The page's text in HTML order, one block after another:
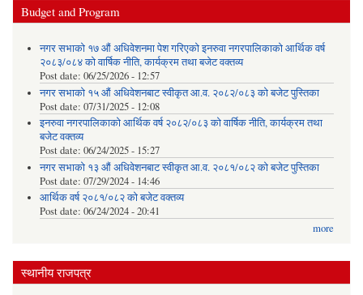
Budget and Program
नगर सभाको १७ औं अधिवेशनमा पेश गरिएको इनरुवा नगरपालिकाको आर्थिक वर्ष
२०८३/०८४ को वार्षिक नीति, कार्यक्रम तथा बजेट वक्तव्य
Post date: 06/25/2026 - 12:57
नगर सभाको १५ औं अधिवेशनबाट स्वीकृत आ.व. २०८२/०८३ को बजेट पुस्तिका
Post date: 07/31/2025 - 12:08
इनरुवा नगरपालिकाको आर्थिक वर्ष २०८२/०८३ को वार्षिक नीति, कार्यक्रम तथा
बजेट वक्तव्य
Post date: 06/24/2025 - 15:27
नगर सभाको १३ औं अधिवेशनबाट स्वीकृत आ.व. २०८१/०८२ को बजेट पुस्तिका
Post date: 07/29/2024 - 14:46
आर्थिक वर्ष २०८१/०८२ को बजेट वक्तव्य
Post date: 06/24/2024 - 20:41
more
स्थानीय राजपत्र